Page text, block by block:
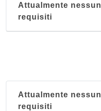
Attualmente
requisiti
Attualmente
requisiti